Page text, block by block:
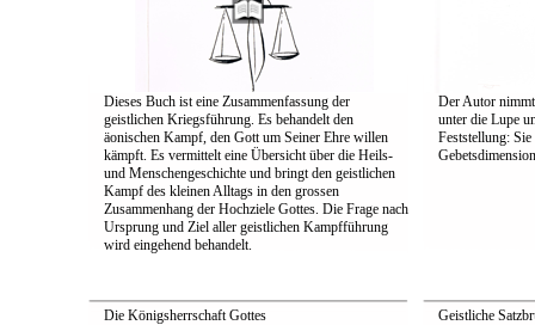
Dieses Buch ist eine Zusammenfassung der
geistlichen Kriegsführung. Es behandelt den
äonischen Kampf, den Gott um Seiner Ehre willen
kämpft. Es vermittelt eine Übersicht über die Heils-
und Menschengeschichte und bringt den geistlichen
Kampf des kleinen Alltags in den grossen
Zusammenhang der Hochziele Gottes. Die Frage nach
Ursprung und Ziel aller geistlichen Kampfführung
wird eingehend behandelt.
Der Autor
unter die Lupe
Feststellung:
Die Königsherrschaft Gottes Geistliche